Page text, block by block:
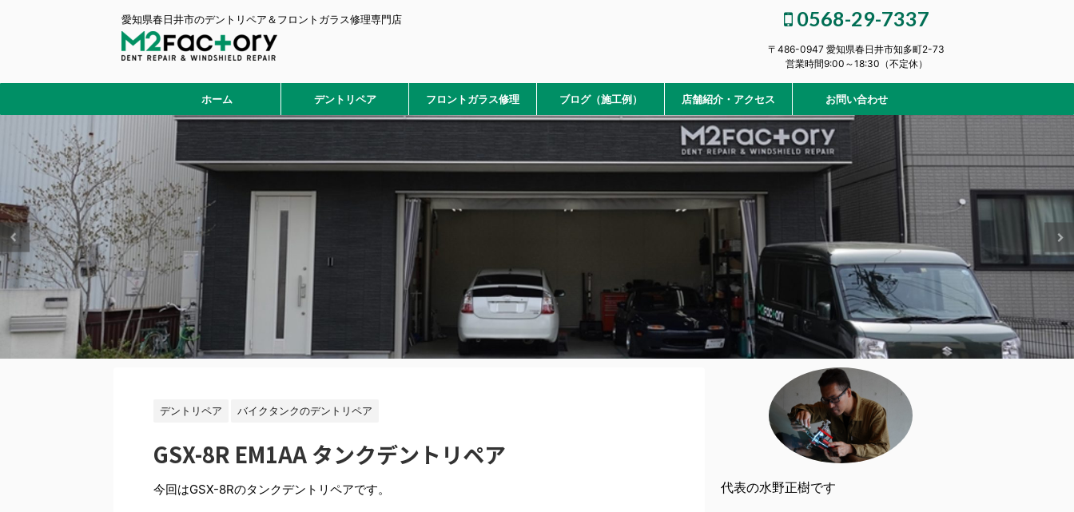
愛知県春日井市のデントリペア＆フロントガラス修理専門店 0568-29-7337
〒486-0947 愛知県春日井市知多町2-73
営業時間9:00～18:30（不定休）
ホーム デントリペア フロントガラス修理 ブログ（施工例） 店舗紹介・アクセス お問い合わせ
デントリペア バイクタンクのデントリペア
GSX-8R EM1AA タンクデントリペア
今回はGSX-8Rのタンクデントリペアです。 代表の水野正樹です